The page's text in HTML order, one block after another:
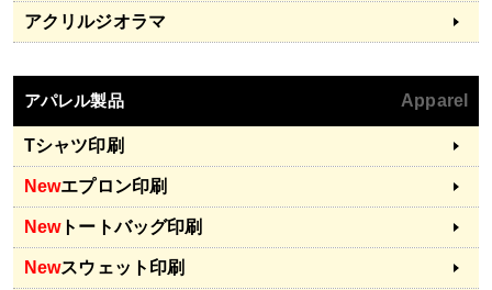
アクリルジオラマ
アパレル製品 Apparel
Tシャツ印刷
Newエプロン印刷
Newトートバッグ印刷
Newスウェット印刷